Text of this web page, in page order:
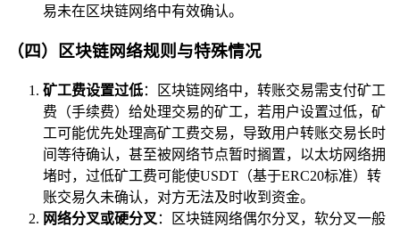
易未在区块链网络中有效确认。
（四）区块链网络规则与特殊情况
矿工费设置过低：区块链网络中，转账交易需支付矿工
费（手续费）给处理交易的矿工，若用户设置过低，矿
工可能优先处理高矿工费交易，导致用户转账交易长时
间等待确认，甚至被网络节点暂时搁置，以太坊网络拥
堵时，过低矿工费可能使USDT（基于ERC20标准）转
账交易久未确认，对方无法及时收到资金。
网络分叉或硬分叉 ：区块链网络偶尔分叉，软分叉一般